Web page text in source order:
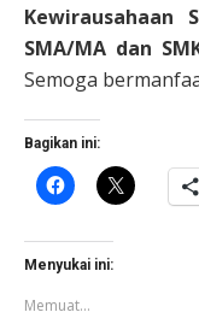
Kewirausahaan
SMA/MA dan
Semoga
Bagikan ini:
Klik
untuk
di
jendela
baru)
Klik
untuk
berbagi
Menyukai ini:
Memuat...